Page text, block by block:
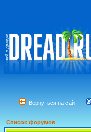
Вернуться на сайт
Список форумов